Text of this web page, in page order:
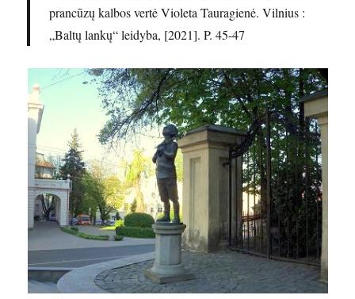
prancūzų kalbos vertė Violeta Tauragienė. Vilnius :
„Baltų lankų“ leidyba, [2021]. P. 45-47